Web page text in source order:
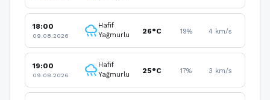
18:00
09.08.2026 rainy Hafif
Yağmurlu
26°C 19% 4 km/s
19:00
09.08.2026 rainy Hafif
Yağmurlu
25°C 17% 3 km/s